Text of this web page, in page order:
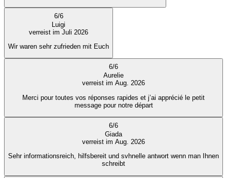
6/6
Luigi
verreist im Juli 2026
Wir waren sehr zufrieden mit Euch
6/6
Aurelie
verreist im Aug. 2026
Merci pour toutes vos réponses rapides et j’ai apprécié le petit
message pour notre départ
6/6
Giada
verreist im Aug. 2026
Sehr informationsreich, hilfsbereit und svhnelle antwort wenn man Ihnen
schreibt